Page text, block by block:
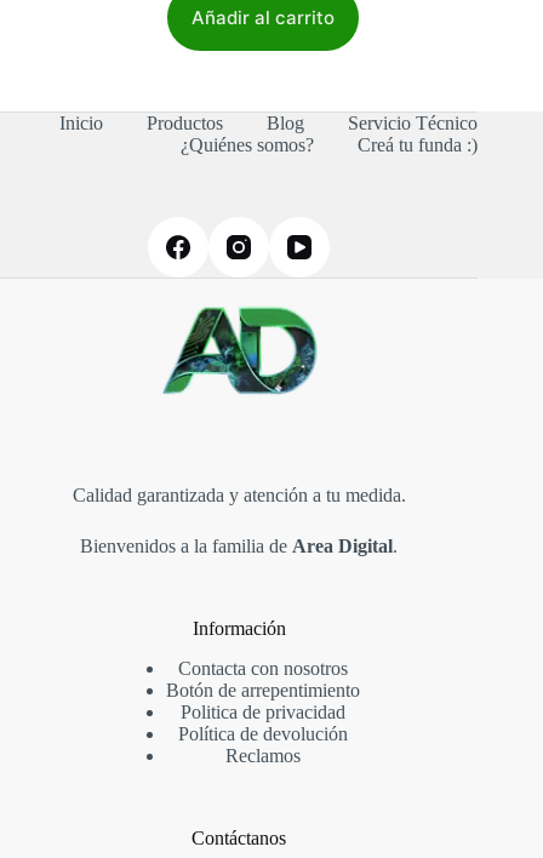
Añadir al carrito
Inicio Productos Blog
Servicio Técnico
¿Quiénes somos?
Creá tu funda :)
Calidad garantizada y atención a tu medida.
Bienvenidos a la familia de Area Digital.
Información
Contacta con nosotros
Botón de arrepentimiento
Politica de privacidad
Política de devolución
Reclamos
Contáctanos